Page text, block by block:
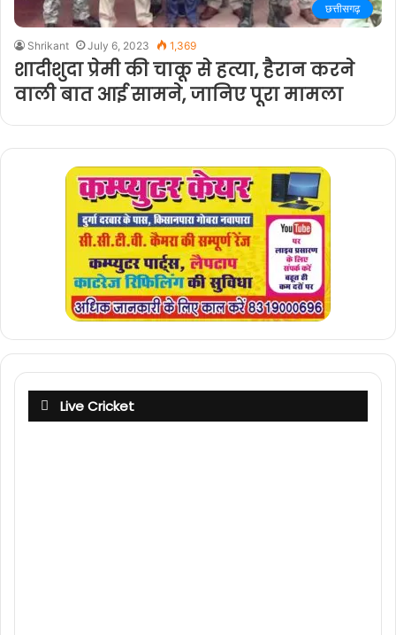
छत्तीसगढ़
Shrikant July 6, 2023 1,369
शादीशुदा प्रेमी की चाकू से हत्या, हैरान करने
वाली बात आई सामने, जानिए पूरा मामला
Live Cricket